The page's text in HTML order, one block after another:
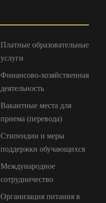
Платные образовательные
услуги
Финансово-хозяйственная
деятельность
Вакантные места для
приема (перевода)
Стипендии и меры
поддержки обучающихся
Международное
сотрудничество
Организация питания в